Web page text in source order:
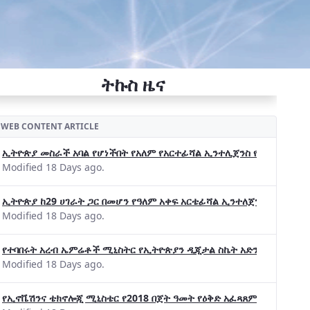
ትኩስ ዜና
WEB CONTENT ARTICLE
ኢትዮጵያ መስራች አባል የሆነችበት የአለም የአርተፊሻል ኢንተሊጀንስ የትብብር
Modified 18 Days ago.
ኢትዮጵያ ከ29 ሀገራት ጋር በመሆን የዓለም አቀፍ አርቴፊሻል ኢንተለጀንስ ትብብር
Modified 18 Days ago.
የተባበሩት አረብ ኤምሬቶች ሚኒስትር የኢትዮጵያን ዲጂታል ስኬት አድንቀዋል
Modified 18 Days ago.
የኢኖቬሽንና ቴክኖሎጂ ሚኒስቴር የ2018 በጀት ዓመት የዕቅድ አፈጻጸምና የቀጣይ